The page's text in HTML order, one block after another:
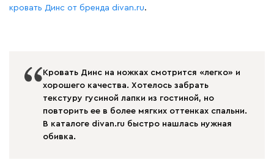
кровать Динс от бренда divan.ru.
Кровать Динс на ножках смотрится «легко» и
хорошего качества. Хотелось забрать
текстуру гусиной лапки из гостиной, но
повторить ее в более мягких оттенках спальни.
В каталоге divan.ru быстро нашлась нужная
обивка.